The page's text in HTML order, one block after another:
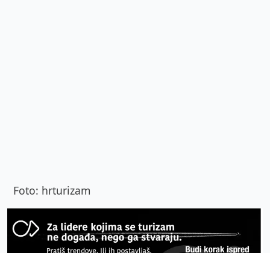
Foto: hrturizam